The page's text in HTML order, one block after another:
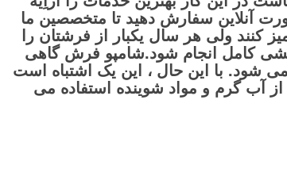
آنلاینسفارش دهید تا متخصصین ما
کنند ولی هر سال یکبار از فرشتان را
کامل انجام شود.شامپو فرش گاهی
شود. با این حال ، این یک اشتباه است
از آب گرم و مواد شوینده استفاده می